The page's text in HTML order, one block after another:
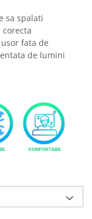
sa spalati
fata de
de lumini